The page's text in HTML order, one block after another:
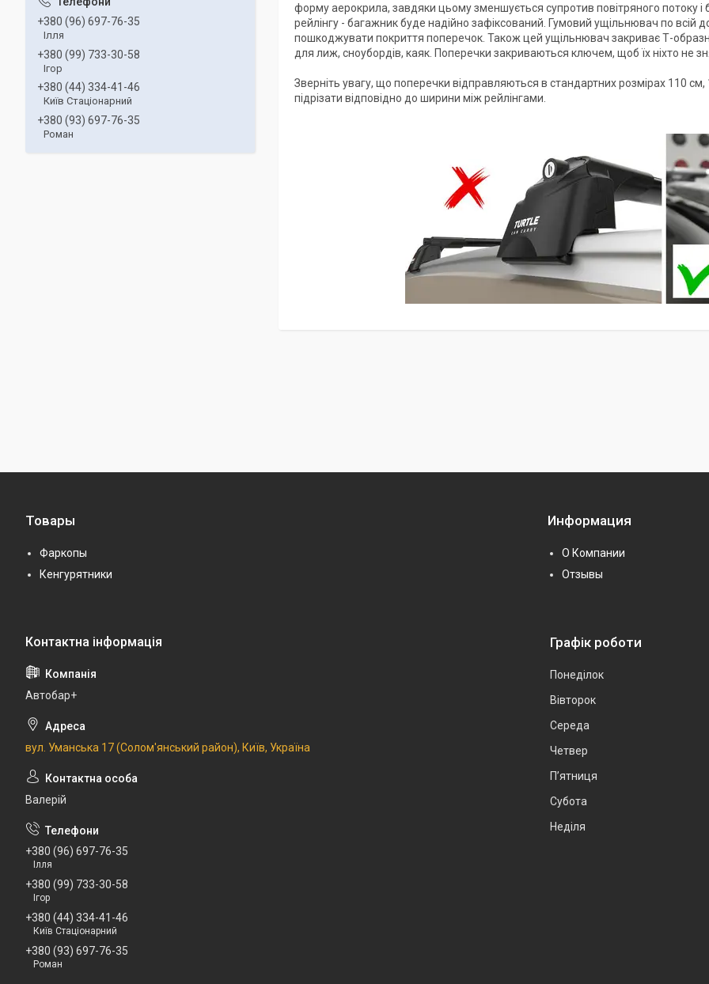
форму аерокрила, завдяки цьому зменшується супротив повітряного потоку
рейлінгу - багажник буде надійно зафіксований. Гумовий ущільнювач по
пошкоджувати покриття поперечок. Також цей ущільнювач закриває Т-
для лиж, сноубордів, каяк. Поперечки закриваються ключем, щоб їх ніхто не
Зверніть увагу, що поперечки відправляються в стандартних розмірах 110
підрізати відповідно до ширини між рейлінгами.
+380 (96) 697-76-35
Ілля
+380 (99) 733-30-58
Ігор
+380 (44) 334-41-46
Київ Стаціонарний
+380 (93) 697-76-35
Роман
Товары
Фаркопы
Кенгурятники
Информация
О Компании
Отзывы
Автобар+
вул. Уманська 17 (Солом'янський район), Київ, Україна
Валерій
+380 (96) 697-76-35
Ілля
+380 (99) 733-30-58
Ігор
+380 (44) 334-41-46
Київ Стаціонарний
+380 (93) 697-76-35
Роман
Графік роботи
Понеділок
Вівторок
Середа
Четвер
Пʼятниця
Субота
Неділя